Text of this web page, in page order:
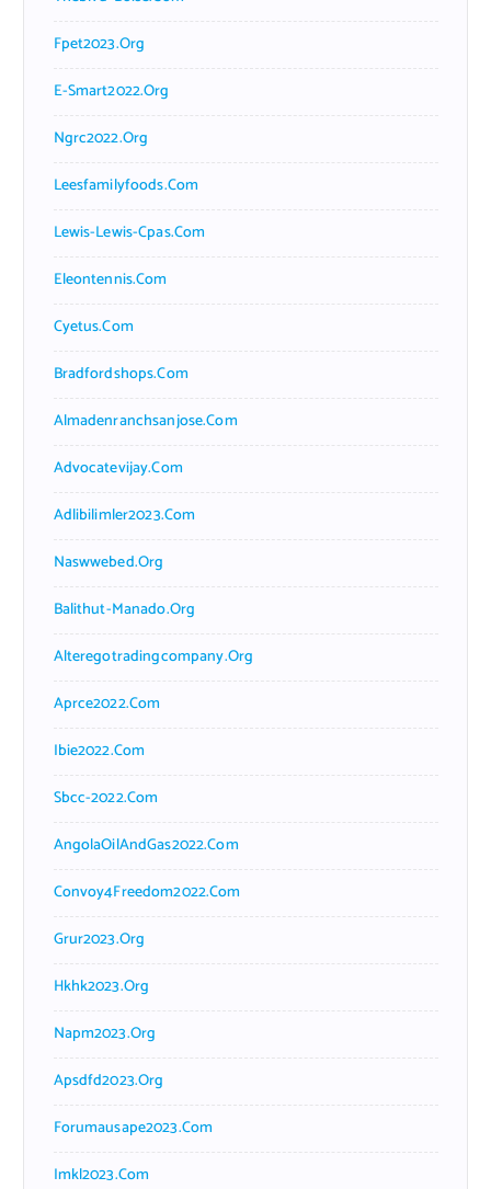
Fpet2023.org
E-Smart2022.org
Ngrc2022.org
Leesfamilyfoods.com
Lewis-Lewis-Cpas.com
Eleontennis.com
Cyetus.com
Bradfordshops.com
Almadenranchsanjose.com
Advocatevijay.com
Adlibilimler2023.com
Naswwebed.org
Balithut-Manado.org
Alteregotradingcompany.org
Aprce2022.com
Ibie2022.com
Sbcc-2022.com
AngolaOilAndGas2022.com
Convoy4Freedom2022.com
Grur2023.org
Hkhk2023.org
Napm2023.org
Apsdfd2023.org
Forumausape2023.com
Imkl2023.com